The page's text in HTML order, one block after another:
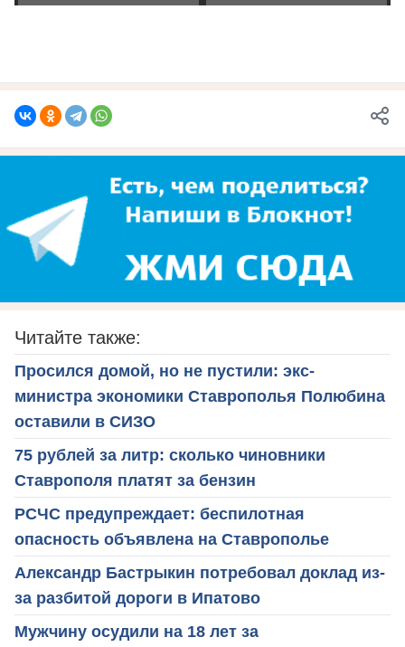
Читайте также:
Просился домой, но не пустили: экс-
министра экономики Ставрополья Полюбина
оставили в СИЗО
75 рублей за литр: сколько чиновники
Ставрополя платят за бензин
РСЧС предупреждает: беспилотная
опасность объявлена на Ставрополье
Александр Бастрыкин потребовал доклад из-
за разбитой дороги в Ипатово
Мужчину осудили на 18 лет за